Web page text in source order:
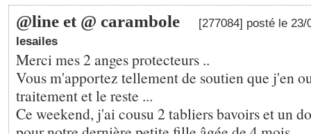
@line et @ carambole
[277084] posté le
lesailes
Merci mes 2 anges protecteurs ..
Vous m'apportez tellement de soutien que j'en
traitement et le reste ...
Ce weekend, j'ai cousu 2 tabliers bavoirs et un